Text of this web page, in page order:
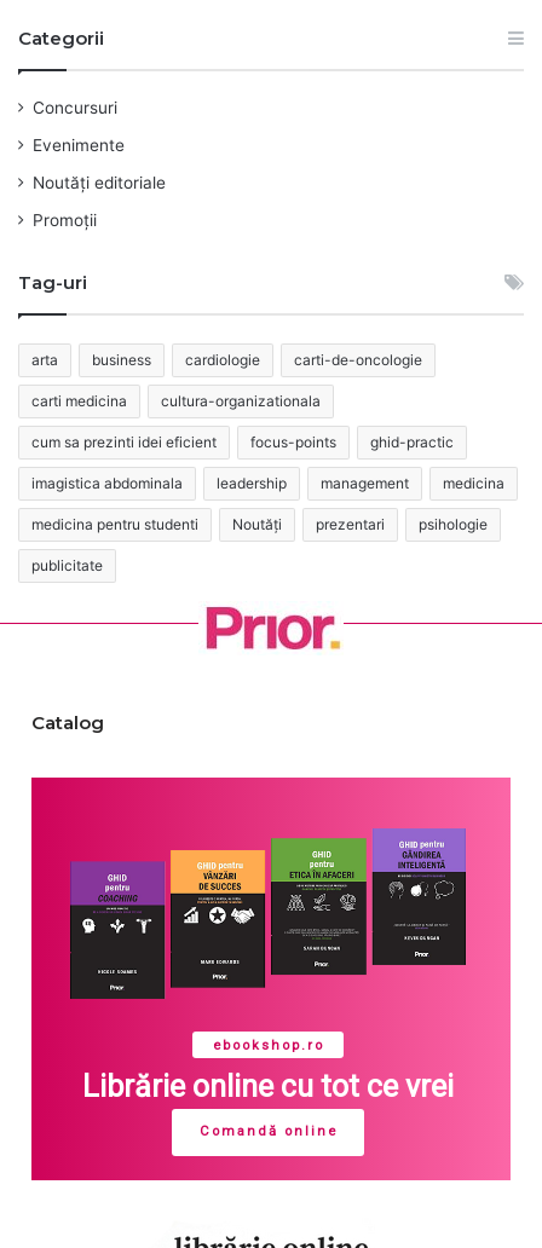
Categorii
Concursuri
Evenimente
Noutăți editoriale
Promoții
Tag-uri
arta business cardiologie carti-de-oncologie
carti medicina cultura-organizationala
cum sa prezinti idei eficient focus-points ghid-practic
imagistica abdominala leadership management medicina
medicina pentru studenti Noutăți prezentari psihologie
publicitate
Catalog
ebookshop.ro
Librărie online cu tot ce vrei
Comandă online